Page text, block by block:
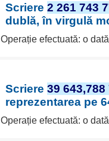
Scriere 2 261 743
dublă, în virgulă
Operație efectuată: o
Scriere 39 643,788
reprezentarea pe
Operație efectuată: o